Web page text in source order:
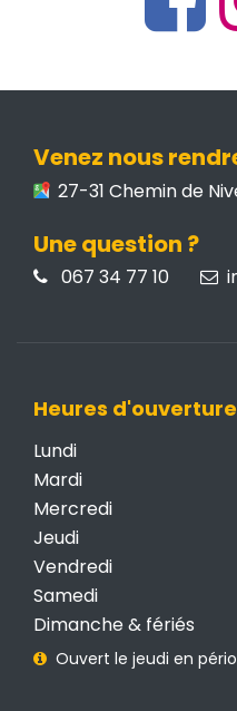
Venez nous
27-31 Chemin de
Une question ?
067 34 77 10
Heures d'ouverture
Lundi
Mardi
Mercredi
Jeudi
Vendredi
Samedi
Dimanche & fériés
Ouvert le jeudi en